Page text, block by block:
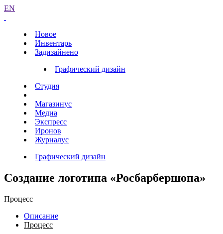
EN
Новое
Инвентарь
Задизайнено
Графический дизайн
Студия
Магазинус
Медиа
Экспресс
Иронов
Журналус
Графический дизайн
Создание логотипа «Росбарбершопа»
Процесс
Описание
Процесс